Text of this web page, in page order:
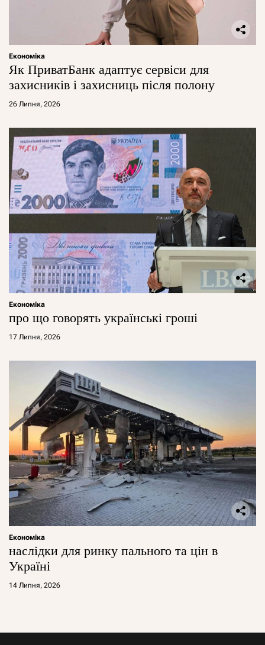
Економіка
Як ПриватБанк адаптує сервіси для
захисників і захисниць після полону
26 Липня, 2026
Економіка
про що говорять українські гроші
17 Липня, 2026
Економіка
наслідки для ринку пального та цін в
Україні
14 Липня, 2026